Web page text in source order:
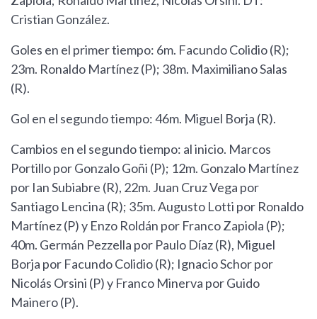
Cristian González.
Goles en el primer tiempo: 6m. Facundo Colidio (R);
23m. Ronaldo Martínez (P); 38m. Maximiliano Salas
(R).
Gol en el segundo tiempo: 46m. Miguel Borja (R).
Cambios en el segundo tiempo: al inicio. Marcos
Portillo por Gonzalo Goñi (P); 12m. Gonzalo Martínez
por Ian Subiabre (R), 22m. Juan Cruz Vega por
Santiago Lencina (R); 35m. Augusto Lotti por Ronaldo
Martínez (P) y Enzo Roldán por Franco Zapiola (P);
40m. Germán Pezzella por Paulo Díaz (R), Miguel
Borja por Facundo Colidio (R); Ignacio Schor por
Nicolás Orsini (P) y Franco Minerva por Guido
Mainero (P).